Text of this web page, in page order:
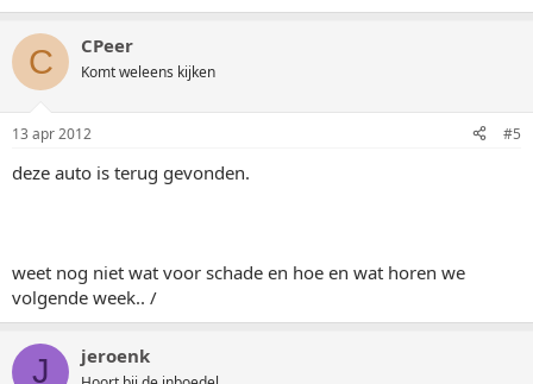
C CPeer
Komt weleens kijken
13 apr 2012 #5
deze auto is terug gevonden.
weet nog niet wat voor schade en hoe en wat horen we
volgende week.. /
J jeroenk